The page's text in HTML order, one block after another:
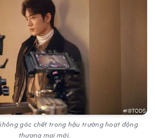
góc chết trong hậu trường hoạt động
thương mại mới.